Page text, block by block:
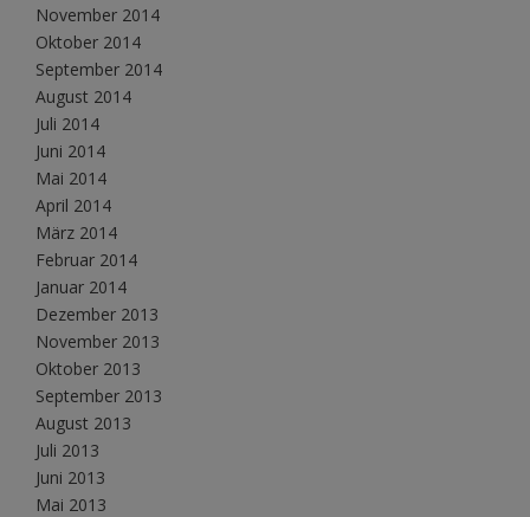
November 2014
Oktober 2014
September 2014
August 2014
Juli 2014
Juni 2014
Mai 2014
April 2014
März 2014
Februar 2014
Januar 2014
Dezember 2013
November 2013
Oktober 2013
September 2013
August 2013
Juli 2013
Juni 2013
Mai 2013